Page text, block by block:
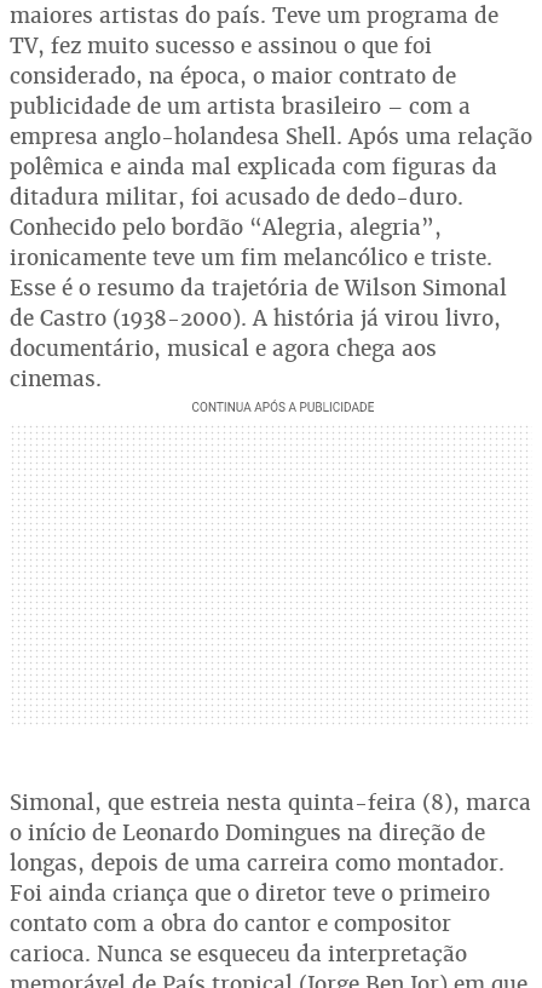
maiores artistas do país. Teve um programa de
TV, fez muito sucesso e assinou o que foi
considerado, na época, o maior contrato de
publicidade de um artista brasileiro – com a
empresa anglo-holandesa Shell. Após uma relação
polêmica e ainda mal explicada com figuras da
ditadura militar, foi acusado de dedo-duro.
Conhecido pelo bordão “Alegria, alegria”,
ironicamente teve um fim melancólico e triste.
Esse é o resumo da trajetória de Wilson Simonal
de Castro (1938-2000). A história já virou livro,
documentário, musical e agora chega aos
cinemas.
Simonal, que estreia nesta quinta-feira (8), marca
o início de Leonardo Domingues na direção de
longas, depois de uma carreira como montador.
Foi ainda criança que o diretor teve o primeiro
contato com a obra do cantor e compositor
carioca. Nunca se esqueceu da interpretação